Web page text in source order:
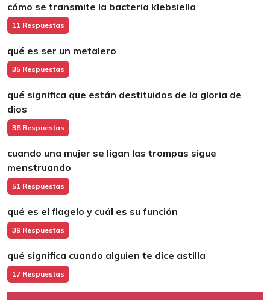
cómo se transmite la bacteria klebsiella
11 Respuestas
qué es ser un metalero
35 Respuestas
qué significa que están destituidos de la gloria de
dios
38 Respuestas
cuando una mujer se ligan las trompas sigue
menstruando
51 Respuestas
qué es el flagelo y cuál es su función
39 Respuestas
qué significa cuando alguien te dice astilla
17 Respuestas